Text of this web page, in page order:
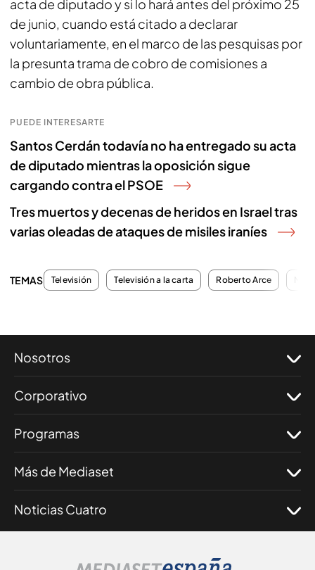
acta de diputado y si lo hará antes del próximo 25
de junio, cuando está citado a declarar
voluntariamente, en el marco de las pesquisas por
la presunta trama de cobro de comisiones a
cambio de obra pública.
PUEDE INTERESARTE
Santos Cerdán todavía no ha entregado su acta
de diputado mientras la oposición sigue
cargando contra el PSOE
Tres muertos y decenas de heridos en Israel tras
varias oleadas de ataques de misiles iraníes
TEMAS Televisión Televisión a la carta Roberto Arce
Nosotros
Corporativo
Programas
Más de Mediaset
Noticias Cuatro